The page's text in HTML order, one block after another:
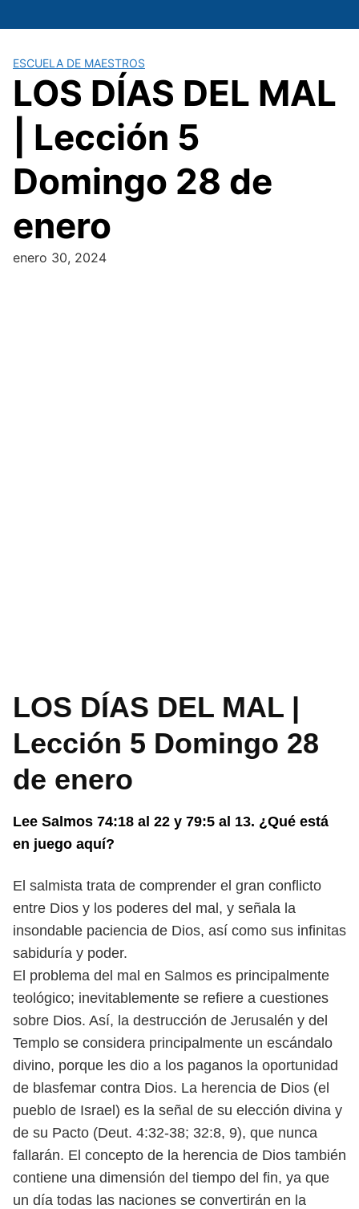
al
ESCUELA DE MAESTROS
LOS DÍAS DEL MAL
| Lección 5
Domingo 28 de
enero
enero 30, 2024
LOS DÍAS DEL MAL |
Lección 5 Domingo 28
de enero
Lee Salmos 74:18 al 22 y 79:5 al 13. ¿Qué está
en juego aquí?
El salmista trata de comprender el gran conflicto
entre Dios y los poderes del mal, y señala la
insondable paciencia de Dios, así como sus infinitas
sabiduría y poder.
El problema del mal en Salmos es principalmente
teológico; inevitablemente se refiere a cuestiones
sobre Dios. Así, la destrucción de Jerusalén y del
Templo se considera principalmente un escándalo
divino, porque les dio a los paganos la oportunidad
de blasfemar contra Dios. La herencia de Dios (el
pueblo de Israel) es la señal de su elección divina y
de su Pacto (Deut. 4:32-38; 32:8, 9), que nunca
fallarán. El concepto de la herencia de Dios también
contiene una dimensión del tiempo del fin, ya que
un día todas las naciones se convertirán en la